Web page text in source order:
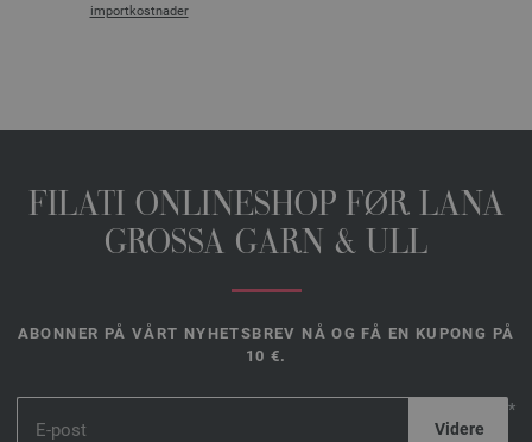
importkostnader
FILATI ONLINESHOP FØR LANA
GROSSA GARN & ULL
ABONNER PÅ VÅRT NYHETSBREV NÅ OG FÅ EN KUPONG PÅ
10 €.
*